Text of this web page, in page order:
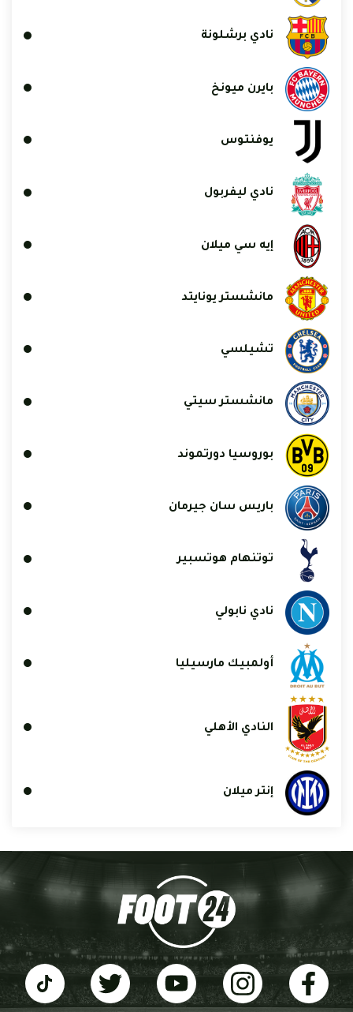
نادي برشلونة
بايرن ميونخ
يوفنتوس
نادي ليفربول
إيه سي ميلان
مانشستر يونايتد
تشيلسي
مانشستر سيتي
بوروسيا دورتموند
باريس سان جيرمان
توتنهام هوتسبير
نادي نابولي
أولمبيك مارسيليا
النادي الأهلي
إنتر ميلان